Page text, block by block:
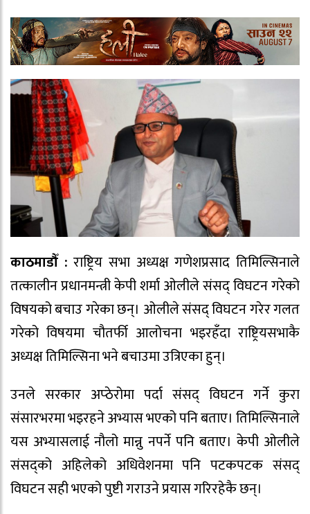
काठमाडौँ : राष्ट्रिय सभा अध्यक्ष गणेशप्रसाद तिमिल्सिनाले
तत्कालीन प्रधानमन्त्री केपी शर्मा ओलीले संसद्‌ विघटन गरेको
विषयको बचाउ गरेका छन्। ओलीले संसद्‌ विघटन गरेर गलत
गरेको विषयमा चौतर्फी आलोचना भइरहँदा राष्ट्रियसभाकै
अध्यक्ष तिमिल्सिना भने बचाउमा उत्रिएका हुन्।
उनले सरकार अप्ठेरोमा पर्दा संसद्‍ विघटन गर्ने कुरा
संसारभरमा भइरहने अभ्यास भएको पनि बताए। तिमिल्सिनाले
यस अभ्यासलाई नौलो मान्नु नपर्ने पनि बताए। केपी ओलीले
संसद्‌को अहिलेको अधिवेशनमा पनि पटकपटक संसद्‌
विघटन सही भएको पुष्टी गराउने प्रयास गरिरहेकै छन्।